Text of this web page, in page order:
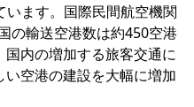
ます。国際民間航空機関
の輸送空港数は約450空港
内の増加する旅客交通に
空港の建設を大幅に増加